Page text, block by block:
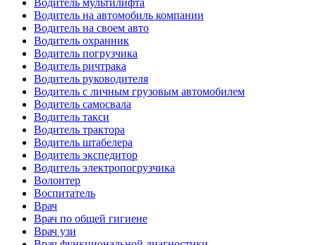
Водитель мультилифта
Водитель на автомобиль компании
Водитель на своем авто
Водитель охранник
Водитель погрузчика
Водитель ричтрака
Водитель руководителя
Водитель с личным грузовым автомобилем
Водитель самосвала
Водитель такси
Водитель трактора
Водитель штабелера
Водитель экспедитор
Водитель электропогрузчика
Волонтер
Воспитатель
Врач
Врач по общей гигиене
Врач узи